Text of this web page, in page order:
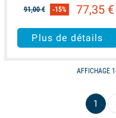
91,00 € -15% 77,35 €
Plus de détails
AFFICHAGE
1